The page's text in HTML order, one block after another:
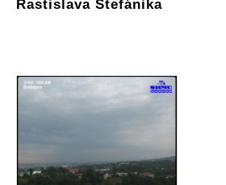
Rastislava Štefánika